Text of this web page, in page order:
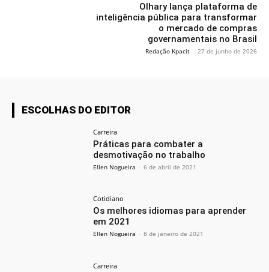
Olhary lança plataforma de
inteligência pública para transformar
o mercado de compras
governamentais no Brasil
Redação Kpacit - 27 de junho de 2026
ESCOLHAS DO EDITOR
Carreira
Práticas para combater a
desmotivação no trabalho
Ellen Nogueira - 6 de abril de 2021
Cotidiano
Os melhores idiomas para aprender
em 2021
Ellen Nogueira - 8 de janeiro de 2021
Carreira